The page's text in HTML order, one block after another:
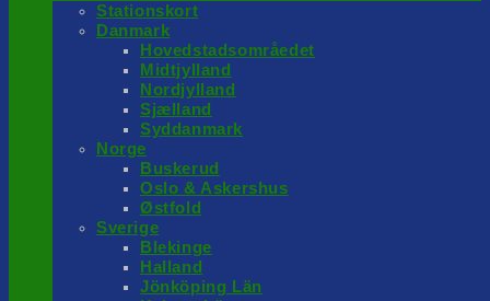
Stationskort
Danmark
Hovedstadsområedet
Midtjylland
Nordjylland
Sjælland
Syddanmark
Norge
Buskerud
Oslo & Askershus
Østfold
Sverige
Blekinge
Halland
Jönköping Län